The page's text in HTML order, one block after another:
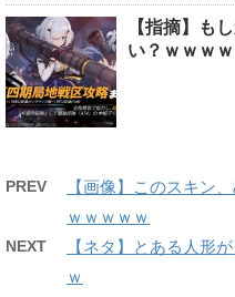
【指摘】も
い？ｗｗｗ
PREV
【画像】このスキン
ｗｗｗｗｗ
NEXT
【ネタ】とある人形
ｗ